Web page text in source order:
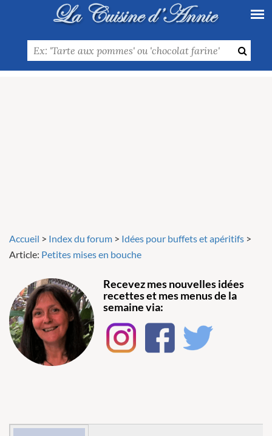
Accueil > Index du forum > Idées pour buffets et apéritifs >
Article: Petites mises en bouche
Recevez mes nouvelles idées
recettes et mes menus de la
semaine via: